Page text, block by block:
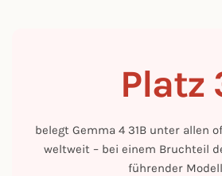
Platz
belegt Gemma 4 31B unter allen
weltweit – bei einem Bruchteil
führender